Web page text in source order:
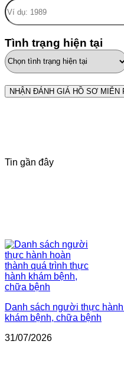
Tình trạng hiện tại
Tin gần đây
Danh sách người thực
khám bệnh, chữa bệnh
31/07/2026